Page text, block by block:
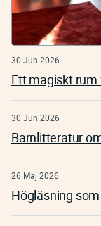
30 Jun 2026
Ett magiskt
30 Jun 2026
Barnlitteratur
26 Maj 2026
Högläsning